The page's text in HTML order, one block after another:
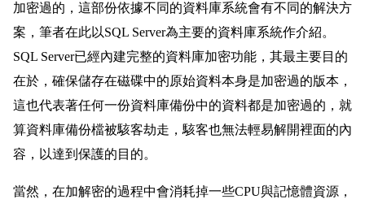
加密過的，這部份依據不同的資料庫系統會有不同的解決方
案，筆者在此以SQL Server為主要的資料庫系統作介紹。
SQL Server已經內建完整的資料庫加密功能，其最主要目的
在於，確保儲存在磁碟中的原始資料本身是加密過的版本，
這也代表著任何一份資料庫備份中的資料都是加密過的，就
算資料庫備份檔被駭客劫走，駭客也無法輕易解開裡面的內
容，以達到保護的目的。
當然，在加解密的過程中會消耗掉一些CPU與記憶體資源，